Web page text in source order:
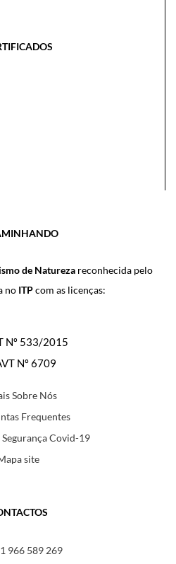
de Natureza reconhecida pelo
no ITPcom as licenças:
Nº 533/2015
Nº 6709
Sobre Nós
Frequentes
Covid-19
site
966 589 269